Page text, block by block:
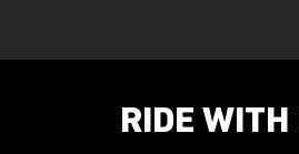
RIDE WITH